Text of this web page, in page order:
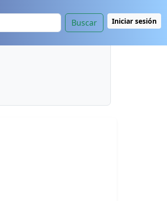
Buscar Iniciar sesión